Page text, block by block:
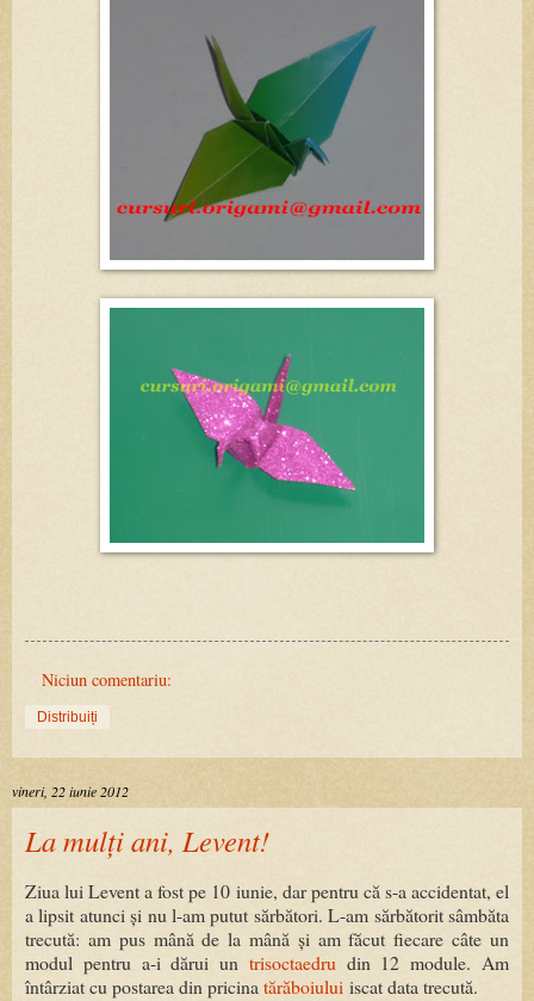
Niciun comentariu:
Distribuiți
vineri, 22 iunie 2012
La mulți ani, Levent!
Ziua lui Levent a fost pe 10 iunie, dar pentru că s-a accidentat, el
a lipsit atunci și nu l-am putut sărbători. L-am sărbătorit sâmbăta
trecută: am pus mână de la mână și am făcut fiecare câte un
modul pentru a-i dărui un trisoctaedru din 12 module. Am
întârziat cu postarea din pricina tărăboiului iscat data trecută.